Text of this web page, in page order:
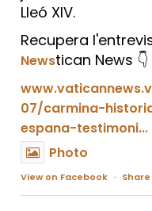
Lleó XIV.
Recupera
Newstican News 👇
07/carmina-
espana-testimoni...
Photo
View on Facebook · Share